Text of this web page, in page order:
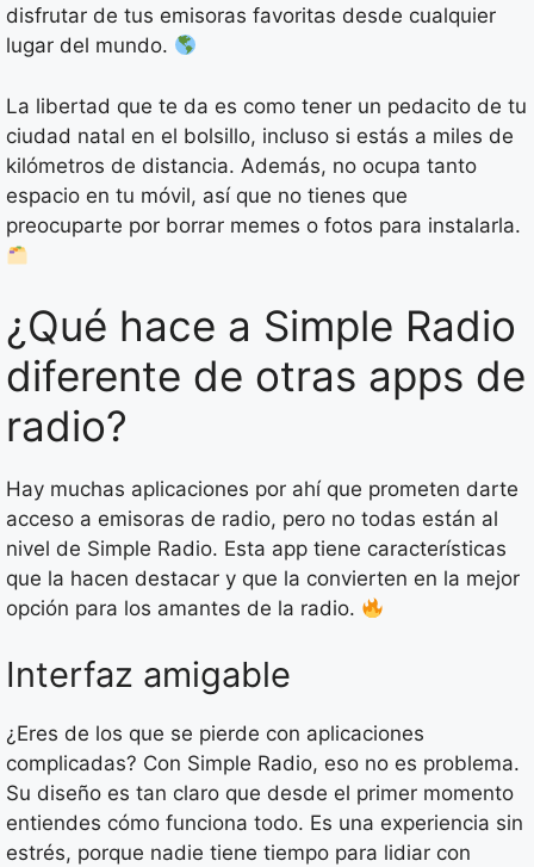
disfrutar de tus emisoras favoritas desde cualquier
lugar del mundo.
La libertad que te da es como tener un pedacito de tu
ciudad natal en el bolsillo, incluso si estás a miles de
kilómetros de distancia. Además, no ocupa tanto
espacio en tu móvil, así que no tienes que
preocuparte por borrar memes o fotos para instalarla.
¿Qué hace a Simple Radio
diferente de otras apps de
radio?
Hay muchas aplicaciones por ahí que prometen darte
acceso a emisoras de radio, pero no todas están al
nivel de Simple Radio. Esta app tiene características
que la hacen destacar y que la convierten en la mejor
opción para los amantes de la radio.
Interfaz amigable
¿Eres de los que se pierde con aplicaciones
complicadas? Con Simple Radio, eso no es problema.
Su diseño es tan claro que desde el primer momento
entiendes cómo funciona todo. Es una experiencia sin
estrés, porque nadie tiene tiempo para lidiar con